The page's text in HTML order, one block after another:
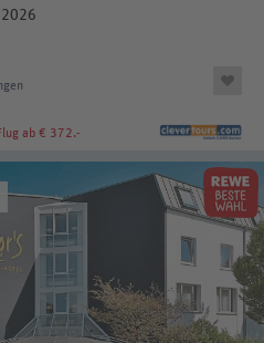
2026
ab € 372.-